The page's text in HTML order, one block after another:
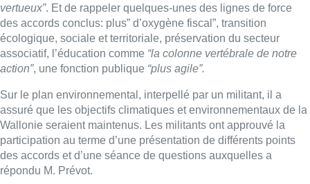
vertueux”. Et de rappeler quelques-unes des lignes de force
des accords conclus: plus” d’oxygène fiscal”, transition
écologique, sociale et territoriale, préservation du secteur
associatif, l’éducation comme “la colonne vertébrale de notre
action”, une fonction publique “plus agile”.
Sur le plan environnemental, interpellé par un militant, il a
assuré que les objectifs climatiques et environnementaux de la
Wallonie seraient maintenus. Les militants ont approuvé la
participation au terme d’une présentation de différents points
des accords et d’une séance de questions auxquelles a
répondu M. Prévot.